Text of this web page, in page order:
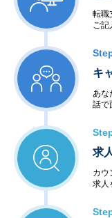
転職
ご記
キ
あな
話で
求
カウ
求人